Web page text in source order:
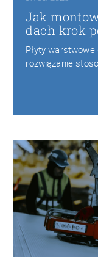
Jak
dach krok
Płyty
rozwiązanie
przemysłowym,